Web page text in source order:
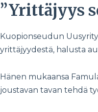
”Yrittäjyys
Kuopionseudun
yrittäjyydestä, halusta
Hänen mukaansa
joustavan tavan tehdä